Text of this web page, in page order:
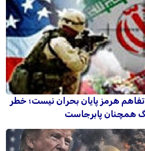
هرمز پایان بحران نیست؛ خطر
همچنان پابرجاست